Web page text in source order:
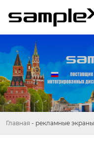
Главная - рекламные